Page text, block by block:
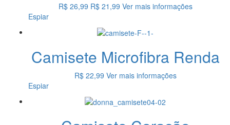
R$ 26,99 R$ 21,99 Ver mais informações
Espiar
Camisete Microfibra Renda
R$ 22,99 Ver mais informações
Espiar